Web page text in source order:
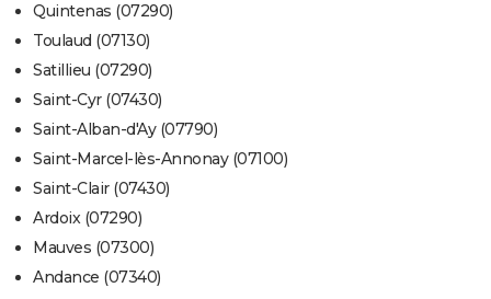
Quintenas (07290)
Toulaud (07130)
Satillieu (07290)
Saint-Cyr (07430)
Saint-Alban-d'Ay (07790)
Saint-Marcel-lès-Annonay (07100)
Saint-Clair (07430)
Ardoix (07290)
Mauves (07300)
Andance (07340)